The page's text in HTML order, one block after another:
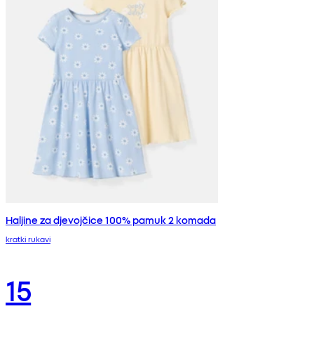
Haljine za djevojčice 100% pamuk 2 komada
kratki rukavi
15